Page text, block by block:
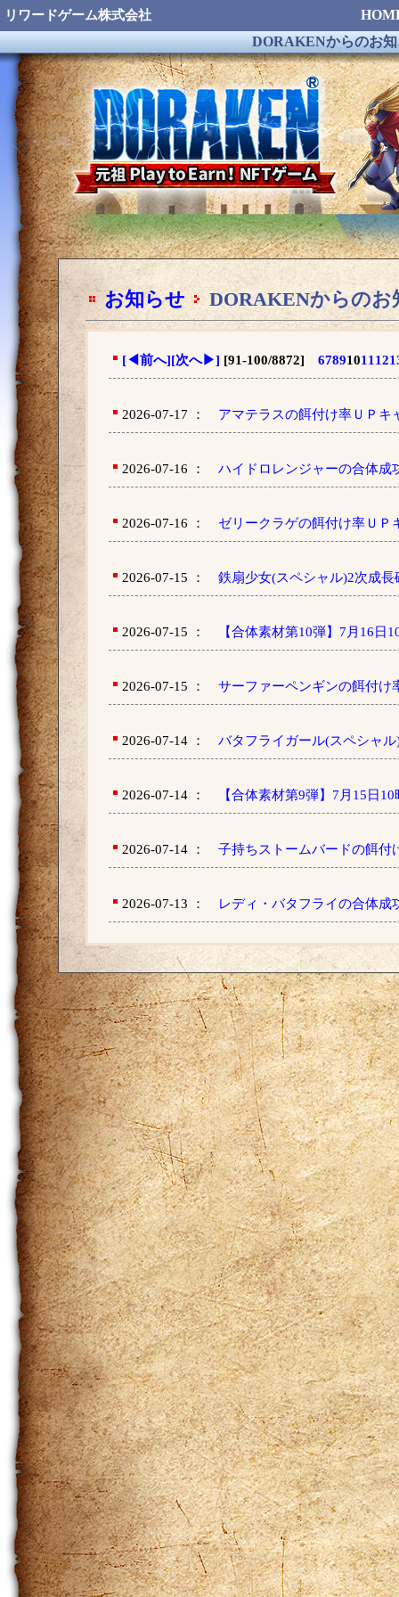
リワードゲーム株式会社
DORAKENからのお
お知らせ DORAKENからのお
[◀ 前へ][次へ▶] [91-100/8872] 67891011 12
2026-07-17 ： アマテラスの餌付け率ＵＰキ
2026-07-16 ： ハイドロレンジャーの合体成
2026-07-16 ： ゼリークラゲの餌付け率ＵＰ
2026-07-15 ： 鉄扇少女(スペシャル)2次成
2026-07-15 ： 【合体素材第10弾】7月16日
2026-07-15 ： サーファーペンギンの餌付け
2026-07-14 ： バタフライガール(スペシャ
2026-07-14 ： 【合体素材第9弾】7月15日
2026-07-14 ： 子持ちストームバードの餌付
2026-07-13 ： レディ・バタフライの合体成